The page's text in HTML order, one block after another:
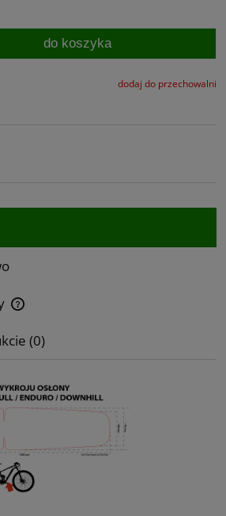
do koszyka
dodaj do przechowalni
kosztów płatności
(0)